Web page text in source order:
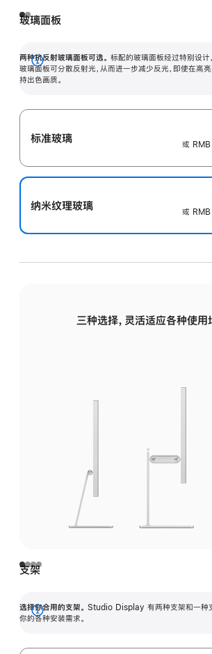
玻璃面板
两种抗反射玻璃面板可选。 标配的玻璃面板经过特别设计
玻璃面板可分散反射光，从而进一步减少反光，即使在高
持出色画质。
展
开
标准玻璃
或
纳米纹理玻璃
或
三种选择，灵活适应各种使用
支架
选择你合用的支架。 Studio Display 有两种支架和一种
你的各种安装需求。
展